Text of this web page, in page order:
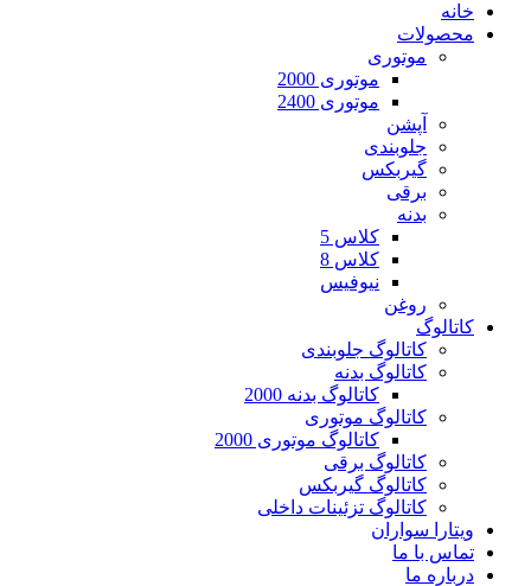
خانه
محصولات
موتوری
موتوری 2000
موتوری 2400
آپشن
جلوبندی
گیربکس
برقی
بدنه
کلاس 5
کلاس 8
نیوفیس
روغن
کاتالوگ
کاتالوگ جلوبندی
کاتالوگ بدنه
کاتالوگ بدنه 2000
کاتالوگ موتوری
کاتالوگ موتوری 2000
کاتالوگ برقی
کاتالوگ گیربکس
کاتالوگ تزئینات داخلی
ویتارا سواران
تماس با ما
درباره ما